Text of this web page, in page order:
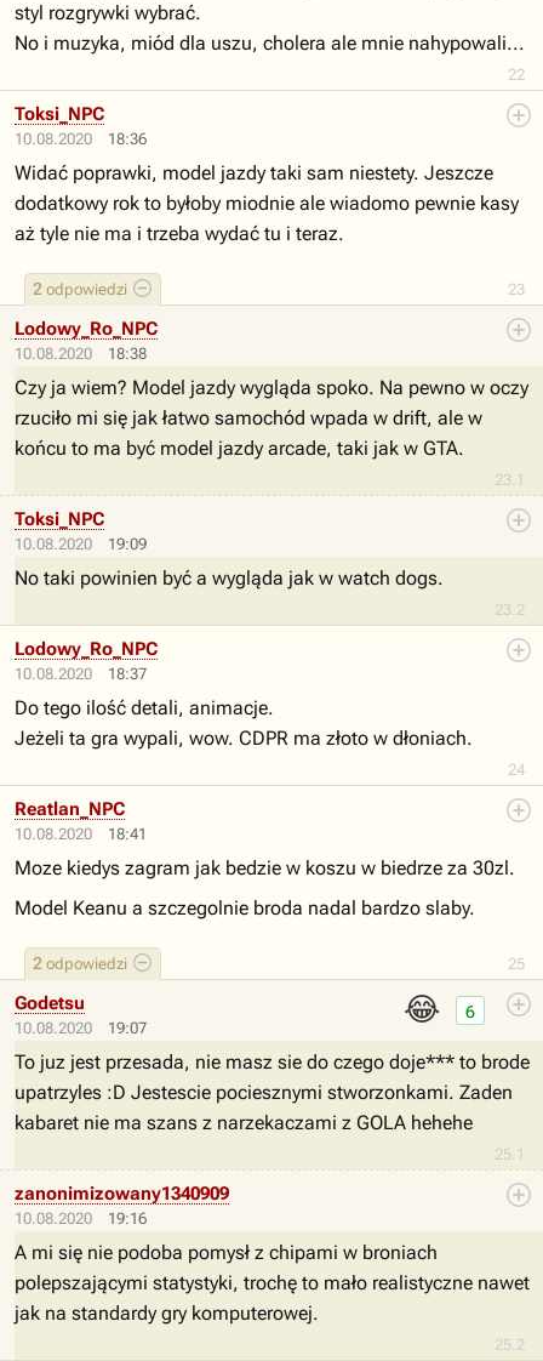
22
styl rozgrywki wybrać.
No i muzyka, miód dla uszu, cholera ale mnie nahypowali...
10.08.2020 18:36
23
2 odpowiedzi
Toksi_NPC
Widać poprawki, model jazdy taki sam niestety. Jeszcze
dodatkowy rok to byłoby miodnie ale wiadomo pewnie kasy
aż tyle nie ma i trzeba wydać tu i teraz.
10.08.2020 18:38
23.1
Lodowy_Ro_NPC
Czy ja wiem? Model jazdy wygląda spoko. Na pewno w oczy
rzuciło mi się jak łatwo samochód wpada w drift, ale w
końcu to ma być model jazdy arcade, taki jak w GTA.
10.08.2020 19:09
23.2
Toksi_NPC
No taki powinien być a wygląda jak w watch dogs.
10.08.2020 18:37
24
Lodowy_Ro_NPC
Do tego ilość detali, animacje.
Jeżeli ta gra wypali, wow. CDPR ma złoto w dłoniach.
10.08.2020 18:41
25
2 odpowiedzi
Reatlan_NPC
Moze kiedys zagram jak bedzie w koszu w biedrze za 30zl.
Model Keanu a szczegolnie broda nadal bardzo slaby.
10.08.2020 19:07
😂
25.1
6
Godetsu
To juz jest przesada, nie masz sie do czego doje*** to brode
upatrzyles :D Jestescie pociesznymi stworzonkami. Zaden
kabaret nie ma szans z narzekaczami z GOLA hehehe
10.08.2020 19:16
25.2
zanonimizowany1340909
A mi się nie podoba pomysł z chipami w broniach
polepszającymi statystyki, trochę to mało realistyczne nawet
jak na standardy gry komputerowej.